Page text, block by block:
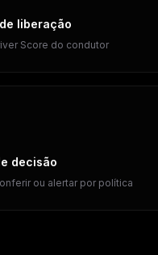
liberação
Score do condutor
decisão
ou alertar por política